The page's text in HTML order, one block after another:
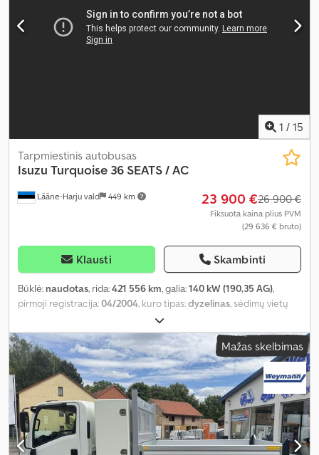
1 / 15
Lääne-Harju vald 449 km
Tarpmiestinis autobusas
Isuzu Turquoise 36 SEATS / AC
23 900 €26 900 €
Fiksuota kaina plius PVM
(29 636 € bruto)
Klausti Skambinti
Būklė: naudotas, rida:421 556 km, galia:140 kW (190,35 AG),
pirmoji registracija:04/2004, kuro tipas:dyzelinas, sėdimų vietų
automatinis
emisijos klasė:Euro 6, pakaba:plienas-oras, bendras ilgis:7 700
mm, bendras plotis:2 320 mm , bendras aukštis: 3 330 mm,
Gamybos metai:2017, Įranga:borto kompiuteris, oro
kondicionavimas,
Mažas skelbimas